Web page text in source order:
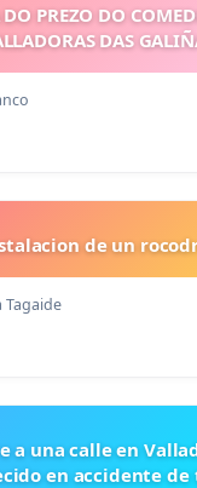
PREZO DO
DAS
de un
a una calle en
en accidente